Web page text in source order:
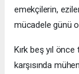
emekçilerin,
mücadele günü
Kırk beş yıl
karşısında